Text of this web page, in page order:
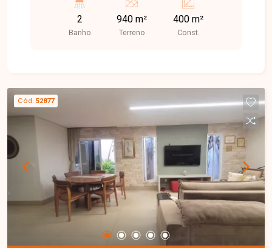
cobertura semiaberta, além de 02 salas de
escritório e 02 banheiros. Dispõe ainda de
estrutura preparada para lavador de peças e
2
Banho
940 m²
Terreno
400 m²
Const.
Cód. 52877